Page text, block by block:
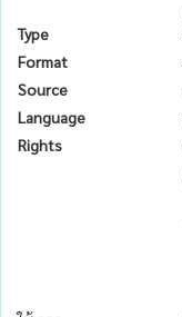
Type
Format
Source
Language
Rights